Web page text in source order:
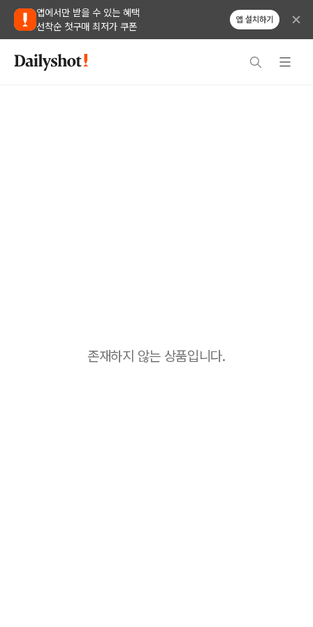
앱에서만 받을 수 있는 혜택
선착순 첫구매 최저가 쿠폰
앱 설치하기
존재하지 않는 상품입니다.